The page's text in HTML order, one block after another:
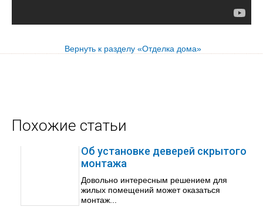
Вернуть к разделу «Отделка дома»
Похожие статьи
Об установке деверей скрытого
монтажа
Довольно интересным решением для
жилых помещений может оказаться
монтаж...